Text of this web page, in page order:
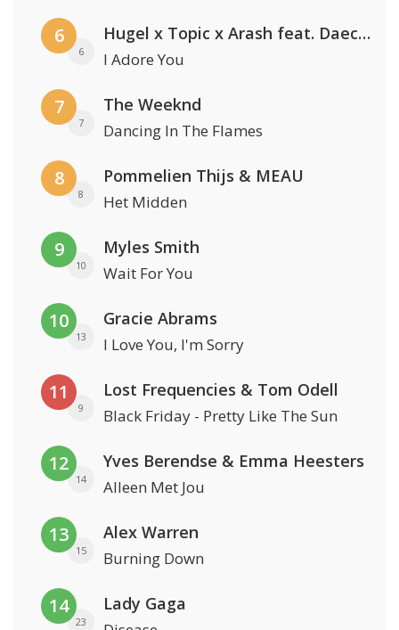
6
6
Hugel x Topic x Arash feat. Daecolm
I Adore You
7
7
The Weeknd
Dancing In The Flames
8
8
Pommelien Thijs & MEAU
Het Midden
9
10
Myles Smith
Wait For You
10
13
Gracie Abrams
I Love You, I'm Sorry
11
9
Lost Frequencies & Tom Odell
Black Friday - Pretty Like The Sun
12
14
Yves Berendse & Emma Heesters
Alleen Met Jou
13
15
Alex Warren
Burning Down
14
23
Lady Gaga